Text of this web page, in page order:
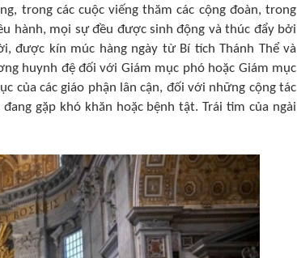
trong các cuộc viếng thăm các cộng đoàn, trong
hành, mọi sự đều được sinh động và thúc đẩy bởi
được kín múc hàng ngày từ Bí tích Thánh Thể và
huynh đệ đối với Giám mục phó hoặc Giám mục
của các giáo phận lân cận, đối với những cộng tác
gặp khó khăn hoặc bệnh tật. Trái tim của ngài